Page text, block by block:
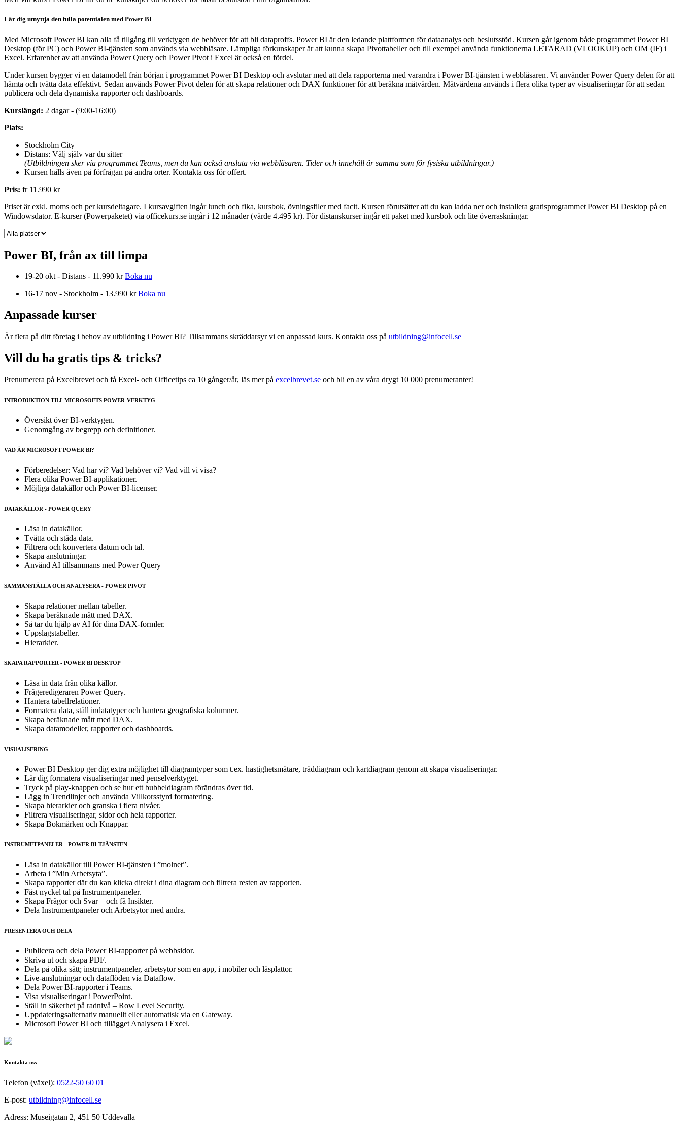
Lär dig utnyttja den fulla potentialen med Power BI
Med Microsoft Power BI kan alla få tillgång till verktygen de behöver för att bli dataproffs. Power BI är den ledande plattformen för dataanalys och beslutsstöd. Kursen går igenom både programmet Power BI
Desktop (för PC) och Power BI-tjänsten som används via webbläsare. Lämpliga förkunskaper är att kunna skapa Pivottabeller och till exempel använda funktionerna LETARAD (VLOOKUP) och OM (IF) i
Excel. Erfarenhet av att använda Power Query och Power Pivot i Excel är också en fördel.
Under kursen bygger vi en datamodell från början i programmet Power BI Desktop och avslutar med att dela rapporterna med varandra i Power BI-tjänsten i webbläsaren. Vi använder Power Query delen för att
hämta och tvätta data effektivt. Sedan används Power Pivot delen för att skapa relationer och DAX funktioner för att beräkna mätvärden. Mätvärdena används i flera olika typer av visualiseringar för att sedan
publicera och dela dynamiska rapporter och dashboards.
Kurslängd: 2 dagar - (9:00-16:00)
Plats:
Stockholm City
Distans: Välj själv var du sitter
(Utbildningen sker via programmet Teams, men du kan också ansluta via webbläsaren. Tider och innehåll är samma som för fysiska utbildningar.)
Kursen hålls även på förfrågan på andra orter. Kontakta oss för offert.
Pris: fr 11.990 kr
Priset är exkl. moms och per kursdeltagare. I kursavgiften ingår lunch och fika, kursbok, övningsfiler med facit. Kursen förutsätter att du kan ladda ner och installera gratisprogrammet Power BI Desktop på en
Windowsdator. E-kurser (Powerpaketet) via officekurs.se ingår i 12 månader (värde 4.495 kr). För distanskurser ingår ett paket med kursbok och lite överraskningar.
Power BI, från ax till limpa
19-20 okt - Distans - 11.990 krBoka nu
16-17 nov - Stockholm - 13.990 krBoka nu
Anpassade kurser
Är flera på ditt företag i behov av utbildning i Power BI? Tillsammans skräddarsyr vi en anpassad kurs. Kontakta oss på utbildning@infocell.se
Vill du ha gratis tips & tricks?
Prenumerera på Excelbrevet och få Excel- och Officetips ca 10 gånger/år, läs mer på excelbrevet.se och bli en av våra drygt 10 000 prenumeranter!
INTRODUKTION TILL MICROSOFTS POWER-VERKTYG
Översikt över BI-verktygen.
Genomgång av begrepp och definitioner.
VAD ÄR MICROSOFT POWER BI?
Förberedelser: Vad har vi? Vad behöver vi? Vad vill vi visa?
Flera olika Power BI-applikationer.
Möjliga datakällor och Power BI-licenser.
DATAKÄLLOR - POWER QUERY
Läsa in datakällor.
Tvätta och städa data.
Filtrera och konvertera datum och tal.
Skapa anslutningar.
Använd AI tillsammans med Power Query
SAMMANSTÄLLA OCH ANALYSERA - POWER PIVOT
Skapa relationer mellan tabeller.
Skapa beräknade mått med DAX.
Så tar du hjälp av AI för dina DAX-formler.
Uppslagstabeller.
Hierarkier.
SKAPA RAPPORTER - POWER BI DESKTOP
Läsa in data från olika källor.
Frågeredigeraren Power Query.
Hantera tabellrelationer.
Formatera data, ställ indatatyper och hantera geografiska kolumner.
Skapa beräknade mått med DAX.
Skapa datamodeller, rapporter och dashboards.
VISUALISERING
Power BI Desktop ger dig extra möjlighet till diagramtyper som t.ex. hastighetsmätare, träddiagram och kartdiagram genom att skapa visualiseringar.
Lär dig formatera visualiseringar med penselverktyget.
Tryck på play-knappen och se hur ett bubbeldiagram förändras över tid.
Lägg in Trendlinjer och använda Villkorsstyrd formatering.
Skapa hierarkier och granska i flera nivåer.
Filtrera visualiseringar, sidor och hela rapporter.
Skapa Bokmärken och Knappar.
INSTRUMETPANELER - POWER BI-TJÄNSTEN
Läsa in datakällor till Power BI-tjänsten i ”molnet”.
Arbeta i ”Min Arbetsyta”.
Skapa rapporter där du kan klicka direkt i dina diagram och filtrera resten av rapporten.
Fäst nyckel tal på Instrumentpaneler.
Skapa Frågor och Svar – och få Insikter.
Dela Instrumentpaneler och Arbetsytor med andra.
PRESENTERA OCH DELA
Publicera och dela Power BI-rapporter på webbsidor.
Skriva ut och skapa PDF.
Dela på olika sätt; instrumentpaneler, arbetsytor som en app, i mobiler och läsplattor.
Live-anslutningar och dataflöden via Dataflow.
Dela Power BI-rapporter i Teams.
Visa visualiseringar i PowerPoint.
Ställ in säkerhet på radnivå – Row Level Security.
Uppdateringsalternativ manuellt eller automatisk via en Gateway.
Microsoft Power BI och tillägget Analysera i Excel.
Kontakta oss
Telefon (växel): 0522-50 60 01
E-post: utbildning@infocell.se
Adress: Museigatan 2, 451 50 Uddevalla